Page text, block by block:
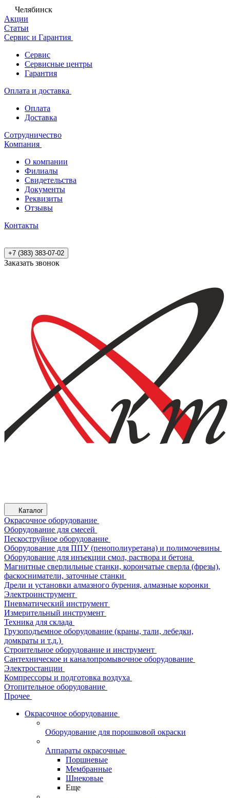
Челябинск
Акции
Статьи
Сервис и Гарантия
Сервис
Сервисные центры
Гарантия
Оплата и доставка
Оплата
Доставка
Сотрудничество
Компания
О компании
Филиалы
Свидетельства
Документы
Реквизиты
Отзывы
Контакты
+7 (383) 383-07-02
Заказать звонок
Каталог
Окрасочное оборудование
Оборудование для смесей
Пескоструйное оборудование
Оборудование для ППУ (пенополиуретана) и полимочевины
Оборудование для инъекции смол, раствора и бетона
Магнитные сверлильные станки, корончатые сверла (фрезы),
фаскосниматели, заточные станки
Дрели и установки алмазного бурения, алмазные коронки
Электроинструмент
Пневматический инструмент
Измерительный инструмент
Техника для склада
Грузоподъемное оборудование (краны, тали, лебедки,
домкраты и т.д.)
Строительное оборудование и инструмент
Сантехническое и каналопромывочное оборудование
Электростанции
Компрессоры и подготовка воздуха
Отопительное оборудование
Прочее
Окрасочное оборудование
Оборудование для порошковой окраски
Аппараты окрасочные
Поршневые
Мембранные
Шнековые
Еще